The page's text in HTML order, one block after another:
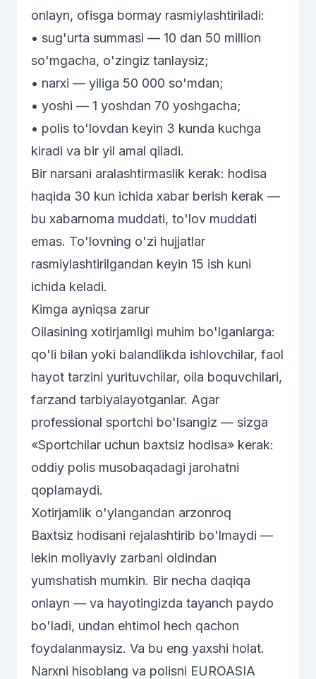
onlayn, ofisga bormay rasmiylashtiriladi:
• sug'urta summasi — 10 dan 50 million
so'mgacha, o'zingiz tanlaysiz;
• narxi — yiliga 50 000 so'mdan;
• yoshi — 1 yoshdan 70 yoshgacha;
• polis to'lovdan keyin 3 kunda kuchga
kiradi va bir yil amal qiladi.
Bir narsani aralashtirmaslik kerak: hodisa
haqida 30 kun ichida xabar berish kerak —
bu xabarnoma muddati, to'lov muddati
emas. To'lovning o'zi hujjatlar
rasmiylashtirilgandan keyin 15 ish kuni
ichida keladi.
Kimga ayniqsa zarur
Oilasining xotirjamligi muhim bo'lganlarga:
qo'li bilan yoki balandlikda ishlovchilar, faol
hayot tarzini yurituvchilar, oila boquvchilari,
farzand tarbiyalayotganlar. Agar
professional sportchi bo'lsangiz — sizga
«Sportchilar uchun baxtsiz hodisa» kerak:
oddiy polis musobaqadagi jarohatni
qoplamaydi.
Xotirjamlik o'ylangandan arzonroq
Baxtsiz hodisani rejalashtirib bo'lmaydi —
lekin moliyaviy zarbani oldindan
yumshatish mumkin. Bir necha daqiqa
onlayn — va hayotingizda tayanch paydo
bo'ladi, undan ehtimol hech qachon
foydalanmaysiz. Va bu eng yaxshi holat.
Narxni hisoblang va polisni EUROASIA